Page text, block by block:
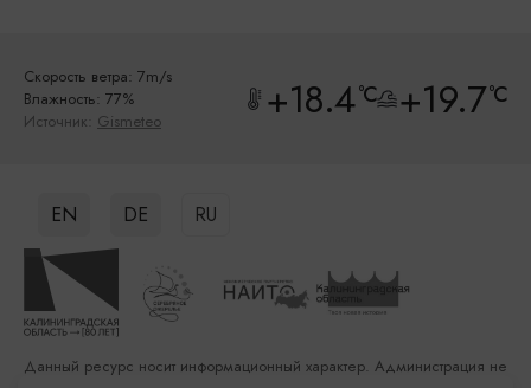
Скорость ветра: 7m/s
Влажность: 77%
Источник: Gismeteo +18.4°C +19.7°C
EN DE RU
Данный ресурс носит информационный характер. Администрация не